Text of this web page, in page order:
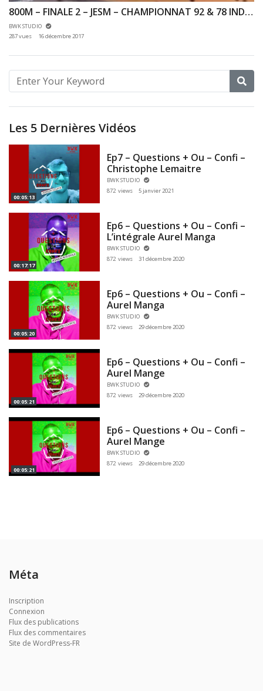
800M – FINALE 2 – JESM – CHAMPIONNAT 92 & 78 INDOOR 03/12/2017 – EAUBONNE
BWK STUDIO
287 vues
16 décembre 2017
Les 5 Dernières Vidéos
00:05:13
Ep7 – Questions + Ou – Confi –
Christophe Lemaitre
BWK STUDIO
872 views
5 janvier 2021
00:17:17
Ep6 – Questions + Ou – Confi –
L’intégrale Aurel Manga
BWK STUDIO
872 views
31 décembre 2020
00:05:20
Ep6 – Questions + Ou – Confi –
Aurel Manga
BWK STUDIO
872 views
29 décembre 2020
00:05:21
Ep6 – Questions + Ou – Confi –
Aurel Mange
BWK STUDIO
872 views
29 décembre 2020
00:05:21
Ep6 – Questions + Ou – Confi –
Aurel Mange
BWK STUDIO
872 views
29 décembre 2020
Méta
Inscription
Connexion
Flux des publications
Flux des commentaires
Site de WordPress-FR